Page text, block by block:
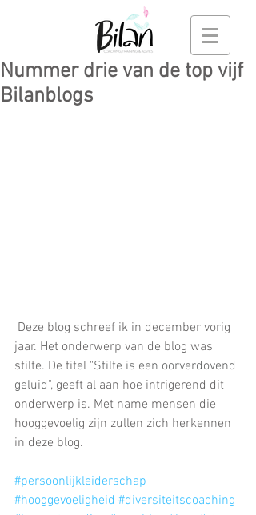
Nummer drie van de top vijf
Bilanblogs
jaar. Het onderwerp van de blog was
stilte. De titel "Stilte is een oorverdovend
geluid", geeft al aan hoe intrigerend dit
onderwerp is. Met name mensen die
hooggevoelig zijn zullen zich herkennen
in deze blog.
#persoonlijkleiderschap
#hooggevoeligheid #diversiteitscoaching